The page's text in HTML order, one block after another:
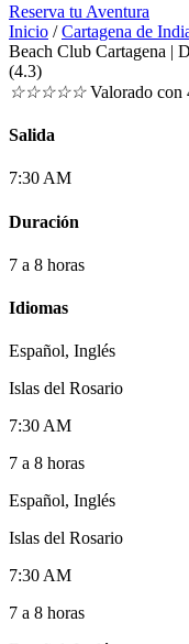
Reserva tu Aventura
Inicio /Cartagena de
Beach Club Cartagena |
(4.3)
☆☆☆☆☆ Valorado con
Salida
7:30 AM
Duración
7 a 8 horas
Idiomas
Español, Inglés
Islas del Rosario
7:30 AM
7 a 8 horas
Español, Inglés
Islas del Rosario
7:30 AM
7 a 8 horas